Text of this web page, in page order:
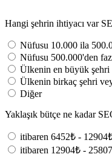
Hangi şehrin ihtiyacı var
Nüfusu 10.000 ila
Nüfusu 500.000'den
Ülkenin en büyük
Ülkenin birkaç şehri
Diğer
Yaklaşık bütçe ne kadar
itibaren 6452₺ -
itibaren 12904₺ -